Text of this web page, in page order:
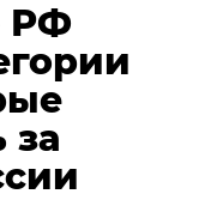
РФ
за